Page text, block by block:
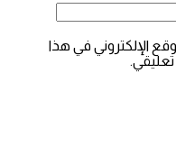
الإلكتروني في هذا